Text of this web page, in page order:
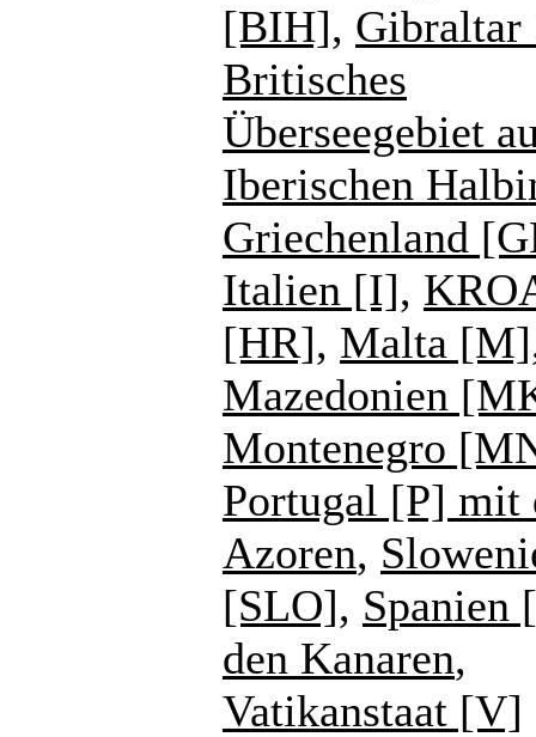
[BIH], Gibraltar
Britisches
Überseegebiet
Iberischen
Griechenland
Italien [I],
[HR], Malta [M]
Mazedonien
Montenegro
Portugal [P] mit
Azoren,
[SLO], Spanien
den Kanaren,
Vatikanstaat [V]